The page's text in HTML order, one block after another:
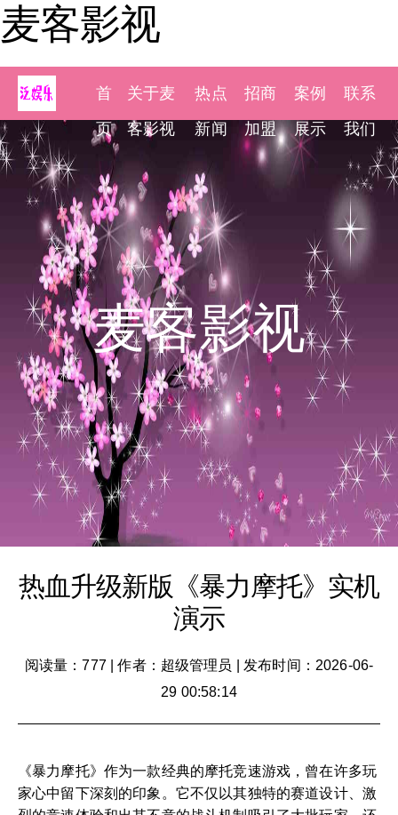
麦客影视
首
页
关于麦
客影视
热点
新闻
招商
加盟
案例
展示
联系
我们
麦客影视
热血升级新版《暴力摩托》实机
演示
阅读量：777|作者：超级管理员
发布时间：2026-06-
29 00:58:14
《暴力摩托》作为一款经典的摩托竞速游戏，曾在许多玩
家心中留下深刻的印象。它不仅以其独特的赛道设计、激